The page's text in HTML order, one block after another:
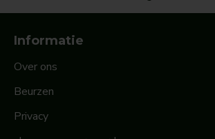
Informatie
Over ons
Beurzen
Privacy